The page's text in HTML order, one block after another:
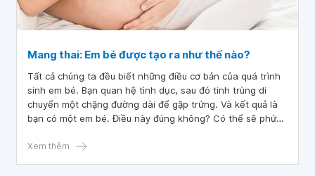
Mang thai: Em bé được tạo ra như thế nào?
Tất cả chúng ta đều biết những điều cơ bản của quá trình
sinh em bé. Bạn quan hệ tình dục, sau đó tinh trùng di
chuyển một chặng đường dài để gặp trứng. Và kết quả là
bạn có một em bé. Điều này đúng không? Có thể sẽ phức
thai thì sẽ giúp hiểu rõ hơn về khả năng sinh sản của bạn.
Xem thêm